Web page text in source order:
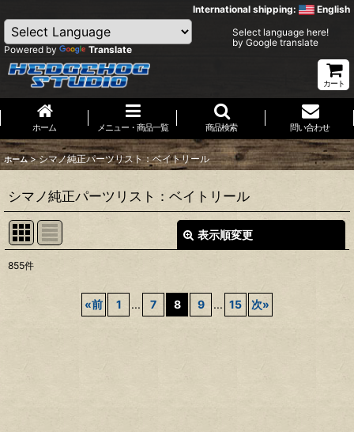
International shipping: English
Powered by Translate
Select language here!
by Google translate
カート
ホーム メニュー・商品一覧 商品検索 問い合わせ
ホーム > シマノ純正パーツリスト：ベイトリール
シマノ純正パーツリスト：ベイトリール
表示順変更
サブカテゴリ
855件
«前 1 ... 7 8 9 ... 15 次»